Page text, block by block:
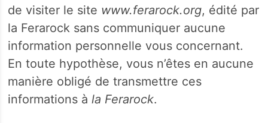
de visiter le site www.ferarock.org, édité par
la Ferarock sans communiquer aucune
information personnelle vous concernant.
En toute hypothèse, vous n’êtes en aucune
manière obligé de transmettre ces
informations àla Ferarock.